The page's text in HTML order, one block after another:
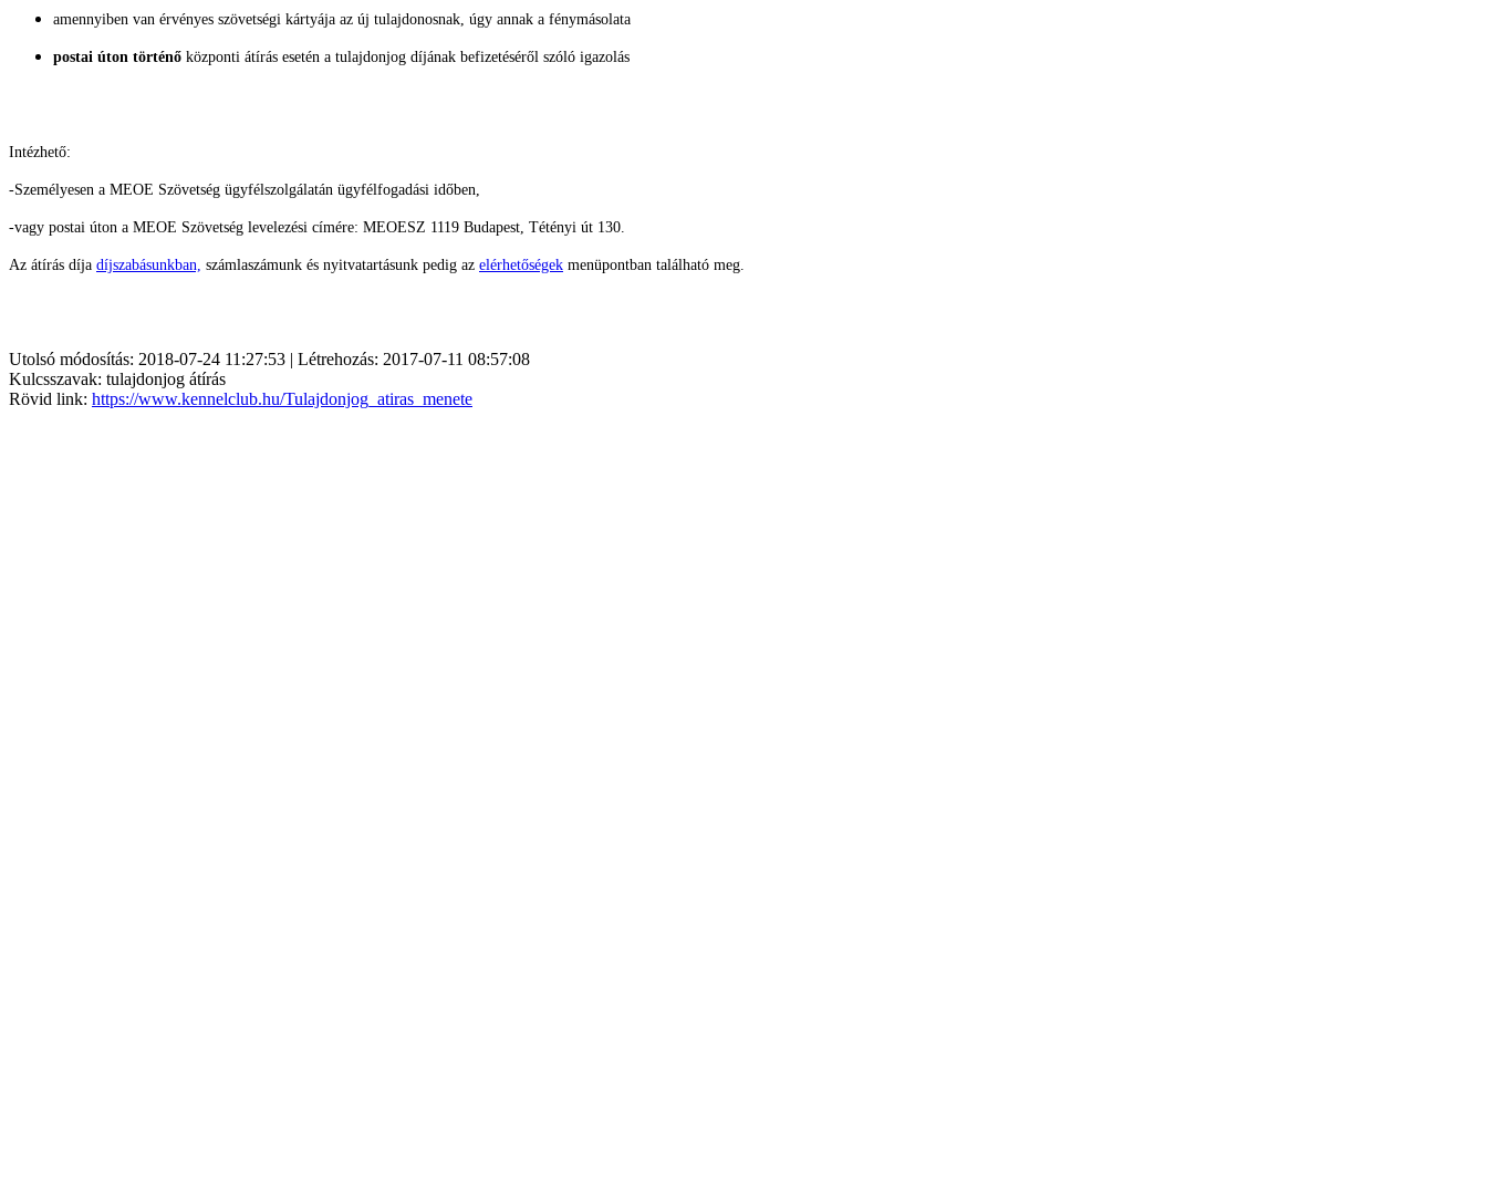
amennyiben van érvényes szövetségi kártyája az új tulajdonosnak, úgy annak a fénymásolata
postai úton történő központi átírás esetén a tulajdonjog díjának befizetéséről szóló igazolás
Intézhető:
-Személyesen a MEOE Szövetség ügyfélszolgálatán ügyfélfogadási időben,
-vagy postai úton a MEOE Szövetség levelezési címére: MEOESZ 1119 Budapest, Tétényi út 130.
Az átírás díja díjszabásunkban, számlaszámunk és nyitvatartásunk pedig az elérhetőségek menüpontban található meg.
Utolsó módosítás: 2018-07-24 11:27:53 | Létrehozás: 2017-07-11 08:57:08
Kulcsszavak: tulajdonjog átírás
Rövid link: https://www.kennelclub.hu/Tulajdonjog_atiras_menete